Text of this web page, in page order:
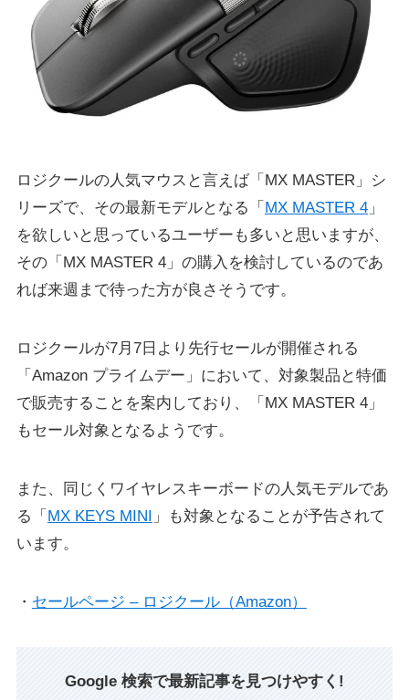
ロジクールの人気マウスと言えば「MX MASTER」シ
リーズで、その最新モデルとなる「 MX MASTER 4」
を欲しいと思っているユーザーも多いと思いますが、
その「MX MASTER 4」の購入を検討しているのであ
れば来週まで待った方が良さそうです。
ロジクールが7月7日より先行セールが開催される
「Amazon プライムデー」において、対象製品と特価
で販売することを案内しており、「MX MASTER 4」
もセール対象となるようです。
また、同じくワイヤレスキーボードの人気モデルであ
る「 MX KEYS MINI 」も対象となることが予告されて
います。
・ セールページ – ロジクール（Amazon）
Google 検索で最新記事を見つけやすく!